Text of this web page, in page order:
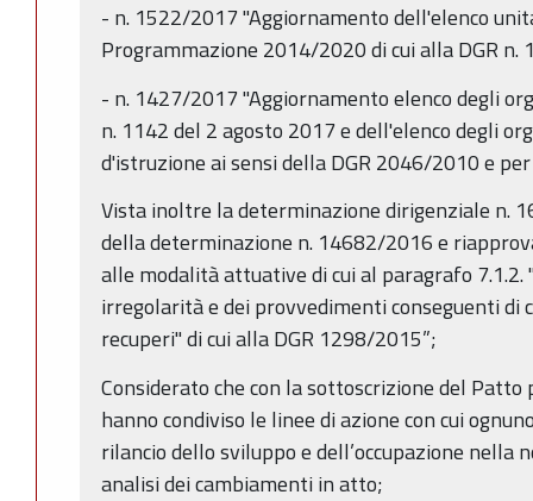
- n. 1522/2017 "Aggiornamento dell'elenco
Programmazione 2014/2020 di cui alla DGR n.
- n. 1427/2017 "Aggiornamento elenco degli
n. 1142 del 2 agosto 2017 e dell'elenco degli
d'istruzione ai sensi della DGR 2046/2010 e
Vista inoltre la determinazione dirigenziale n.
della determinazione n. 14682/2016 e
alle modalità attuative di cui al paragrafo 7.1.2.
irregolarità e dei provvedimenti conseguenti
recuperi" di cui alla DGR 1298/2015”;
Considerato che con la sottoscrizione del
hanno condiviso le linee di azione con cui
rilancio dello sviluppo e dell’occupazione nella
analisi dei cambiamenti in atto;